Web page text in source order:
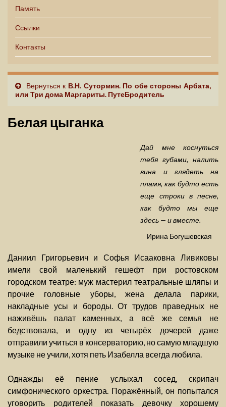
Память
Ссылки
Контакты
Вернуться к В.Н. Сутормин. По обе стороны Арбата,
или Три дома Маргариты. ПутеБродитель
Белая цыганка
Дай мне коснуться
тебя губами, налить
вина и глядеть на
пламя, как будто есть
еще строки в песне,
как будто мы еще
здесь — и вместе.
Ирина Богушевская
Даниил Григорьевич и Софья Исааковна Ливиковы
имели свой маленький гешефт при ростовском
городском театре: муж мастерил театральные шляпы и
прочие головные уборы, жена делала парики,
накладные усы и бороды. От трудов праведных не
наживёшь палат каменных, а всё же семья не
бедствовала, и одну из четырёх дочерей даже
отправили учиться в консерваторию, но самую младшую
музыке не учили, хотя петь Изабелла всегда любила.
Однажды её пение услыхал сосед, скрипач
симфонического оркестра. Поражённый, он попытался
уговорить родителей показать девочку хорошему